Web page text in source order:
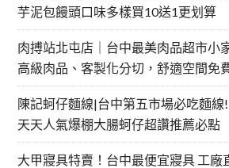
芋泥包饅頭口味多樣買10送1更划算
肉搏站北屯店｜台中最美肉品超市小
高級肉品、客製化分切，舒適空間免
陳記蚵仔麵線|台中第五市場必吃麵
天天人氣爆棚大腸蚵仔超讚推薦必點
大甲寢具特賣！台中最便宜寢具 工廠